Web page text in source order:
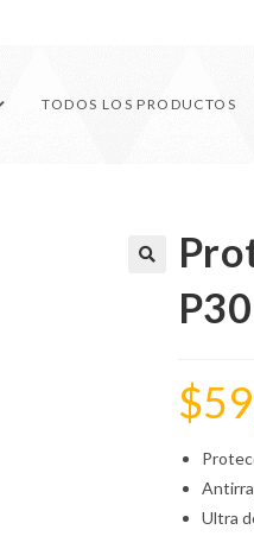
TODOS LOS PRODUCTOS
$
Ultra